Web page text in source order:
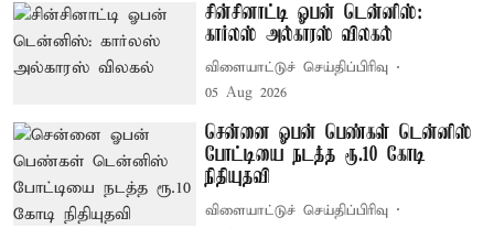
சின்சினாட்டி ஓபன் டென்னிஸ்:
கார்லஸ் அல்காரஸ் விலகல்
விளையாட்டுச் செய்திப்பிரிவு
05 Aug 2026
சென்னை ஓபன் பெண்கள் டென்னிஸ்
போட்டியை நடத்த ரூ.10 கோடி
நிதியுதவி
விளையாட்டுச் செய்திப்பிரிவு